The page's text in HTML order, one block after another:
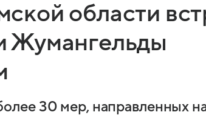
области
Жумангельды
30 мер, направленных